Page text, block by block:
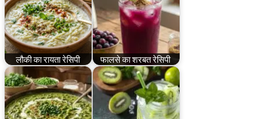
लौकी का रायता रेसिपी फालसे का शरबत रेसिपी